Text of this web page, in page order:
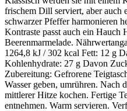
frischem Dill serviert, aber auch
schwarzer Pfeffer harmonieren
Kontraste passt auch ein Hauch
Beerenmarmelade.
1264,8 kJ / 302 kcal Fett: 12 g
Kohlenhydrate: 27 g Davon
Zubereitung: Gefrorene
Wasser geben, umrühren. Nach
mittlerer Hitze kochen. Fertige
entnehmen. Warm servieren.